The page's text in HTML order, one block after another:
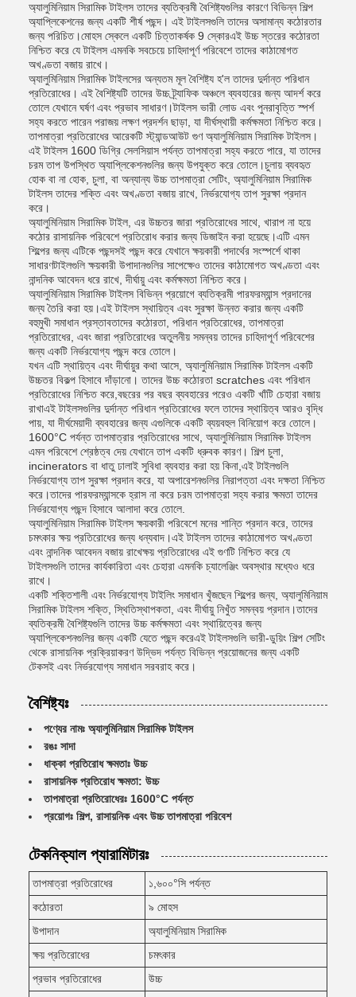
অ্যালুমিনিয়াম সিরামিক টাইলস তাদের ব্যতিক্রমী বৈশিষ্ট্যগুলির কারণে বিভিন্ন শিল্প
অ্যাপ্লিকেশনের জন্য একটি শীর্ষ পছন্দ। এই টাইলসগুলি তাদের অসামান্য কঠোরতার
জন্য পরিচিত।মোহস স্কেলে একটি চিত্তাকর্ষক 9 স্কোরএই উচ্চ স্তরের কঠোরতা
নিশ্চিত করে যে টাইলস এমনকি সবচেয়ে চাহিদাপূর্ণ পরিবেশে তাদের কাঠামোগত
অখণ্ডতা বজায় রাখে।
অ্যালুমিনিয়াম সিরামিক টাইলসের অন্যতম মূল বৈশিষ্ট্য হ'ল তাদের দুর্দান্ত পরিধান
প্রতিরোধের। এই বৈশিষ্ট্যটি তাদের উচ্চ ট্র্যাফিক অঞ্চলে ব্যবহারের জন্য আদর্শ করে
তোলে যেখানে ঘর্ষণ এবং প্রভাব সাধারণ।টাইলস ভারী লোড এবং পুনরাবৃত্তি স্পর্শ
সহ্য করতে পারেন পরাজয় লক্ষণ প্রদর্শন ছাড়া, যা দীর্ঘস্থায়ী কর্মক্ষমতা নিশ্চিত করে।
তাপমাত্রা প্রতিরোধের আরেকটি স্ট্যান্ডআউট গুণ অ্যালুমিনিয়াম সিরামিক টাইলস।
এই টাইলস 1600 ডিগ্রি সেলসিয়াস পর্যন্ত তাপমাত্রা সহ্য করতে পারে, যা তাদের
চরম তাপ উপস্থিত অ্যাপ্লিকেশনগুলির জন্য উপযুক্ত করে তোলে।চুলায় ব্যবহৃত
হোক বা না হোক, চুলা, বা অন্যান্য উচ্চ তাপমাত্রা সেটিং, অ্যালুমিনিয়াম সিরামিক
টাইলস তাদের শক্তি এবং অখণ্ডতা বজায় রাখে, নির্ভরযোগ্য তাপ সুরক্ষা প্রদান
করে।
অ্যালুমিনিয়াম সিরামিক টাইল, এর উচ্চতর জারা প্রতিরোধের সাথে, খারাপ না হয়ে
কঠোর রাসায়নিক পরিবেশে প্রতিরোধ করার জন্য ডিজাইন করা হয়েছে।এটি এমন
শিল্পের জন্য এটিকে পছন্দসই পছন্দ করে যেখানে ক্ষয়কারী পদার্থের সংস্পর্শে থাকা
সাধারণটাইলগুলি ক্ষয়কারী উপাদানগুলির সাপেক্ষেও তাদের কাঠামোগত অখণ্ডতা এবং
নান্দনিক আবেদন ধরে রাখে, দীর্ঘায়ু এবং কর্মক্ষমতা নিশ্চিত করে।
অ্যালুমিনিয়াম সিরামিক টাইলস বিভিন্ন প্রয়োগে ব্যতিক্রমী পারফরম্যান্স প্রদানের
জন্য তৈরি করা হয়।এই টাইলস স্থায়িত্ব এবং সুরক্ষা উন্নত করার জন্য একটি
বহুমুখী সমাধান প্রস্তাবতাদের কঠোরতা, পরিধান প্রতিরোধের, তাপমাত্রা
প্রতিরোধের, এবং জারা প্রতিরোধের অতুলনীয় সমন্বয় তাদের চাহিদাপূর্ণ পরিবেশের
জন্য একটি নির্ভরযোগ্য পছন্দ করে তোলে।
যখন এটি স্থায়িত্ব এবং দীর্ঘায়ুর কথা আসে, অ্যালুমিনিয়াম সিরামিক টাইলস একটি
উচ্চতর বিকল্প হিসাবে দাঁড়ানো। তাদের উচ্চ কঠোরতা scratches এবং পরিধান
প্রতিরোধের নিশ্চিত করে,বছরের পর বছর ব্যবহারের পরেও একটি খাঁটি চেহারা বজায়
রাখাএই টাইলসগুলির দুর্দান্ত পরিধান প্রতিরোধের ফলে তাদের স্থায়িত্ব আরও বৃদ্ধি
পায়, যা দীর্ঘমেয়াদী ব্যবহারের জন্য এগুলিকে একটি ব্যয়বহুল বিনিয়োগ করে তোলে।
1600°C পর্যন্ত তাপমাত্রার প্রতিরোধের সাথে, অ্যালুমিনিয়াম সিরামিক টাইলস
এমন পরিবেশে শ্রেষ্ঠত্ব দেয় যেখানে তাপ একটি ধ্রুবক কারণ। শিল্প চুলা,
incinerators বা ধাতু ঢালাই সুবিধা ব্যবহার করা হয় কিনা,এই টাইলগুলি
নির্ভরযোগ্য তাপ সুরক্ষা প্রদান করে, যা অপারেশনগুলির নিরাপত্তা এবং দক্ষতা নিশ্চিত
করে।তাদের পারফরম্যান্সকে হ্রাস না করে চরম তাপমাত্রা সহ্য করার ক্ষমতা তাদের
নির্ভরযোগ্য পছন্দ হিসাবে আলাদা করে তোলে.
অ্যালুমিনিয়াম সিরামিক টাইলস ক্ষয়কারী পরিবেশে মনের শান্তি প্রদান করে, তাদের
চমৎকার ক্ষয় প্রতিরোধের জন্য ধন্যবাদ।এই টাইলস তাদের কাঠামোগত অখণ্ডতা
এবং নান্দনিক আবেদন বজায় রাখেক্ষয় প্রতিরোধের এই গুণটি নিশ্চিত করে যে
টাইলসগুলি তাদের কার্যকারিতা এবং চেহারা এমনকি চ্যালেঞ্জিং অবস্থার মধ্যেও ধরে
রাখে।
একটি শক্তিশালী এবং নির্ভরযোগ্য টাইলিং সমাধান খুঁজছেন শিল্পের জন্য, অ্যালুমিনিয়াম
সিরামিক টাইলস শক্তি, স্থিতিস্থাপকতা, এবং দীর্ঘায়ু নিখুঁত সমন্বয় প্রদান।তাদের
ব্যতিক্রমী বৈশিষ্ট্যগুলি তাদের উচ্চ কর্মক্ষমতা এবং স্থায়িত্বের জন্য
অ্যাপ্লিকেশনগুলির জন্য একটি যেতে পছন্দ করেএই টাইলসগুলি ভারী-ডুয়িং শিল্প সেটিং
থেকে রাসায়নিক প্রক্রিয়াকরণ উদ্ভিদ পর্যন্ত বিভিন্ন প্রয়োজনের জন্য একটি
টেকসই এবং নির্ভরযোগ্য সমাধান সরবরাহ করে।
বৈশিষ্ট্যঃ
পণ্যের নামঃ অ্যালুমিনিয়াম সিরামিক টাইলস
রঙঃ সাদা
ধাক্কা প্রতিরোধ ক্ষমতাঃ উচ্চ
রাসায়নিক প্রতিরোধ ক্ষমতা: উচ্চ
তাপমাত্রা প্রতিরোধেরঃ 1600°C পর্যন্ত
প্রয়োগঃ শিল্প, রাসায়নিক এবং উচ্চ তাপমাত্রা পরিবেশ
টেকনিক্যাল প্যারামিটারঃ
তাপমাত্রা প্রতিরোধের
১,৬০০°সি পর্যন্ত
কঠোরতা
৯ মোহস
উপাদান
অ্যালুমিনিয়াম সিরামিক
ক্ষয় প্রতিরোধের
চমৎকার
প্রভাব প্রতিরোধের
উচ্চ